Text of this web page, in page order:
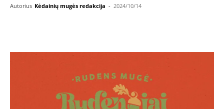
Autorius Kėdainių mugės redakcija - 2024/10/14